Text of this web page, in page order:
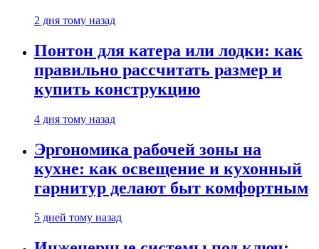
2 дня тому назад
Понтон для катера или лодки: как
правильно рассчитать размер и
купить конструкцию
4 дня тому назад
Эргономика рабочей зоны на
кухне: как освещение и кухонный
гарнитур делают быт комфортным
5 дней тому назад